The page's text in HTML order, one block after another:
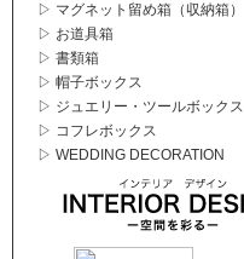
▷ マグネット留め箱（収納箱）
▷ お道具箱
▷ 書類箱
▷ 帽子ボックス
▷ ジュエリー・ツールボックス
▷ コフレボックス
▷ WEDDING DECORATION